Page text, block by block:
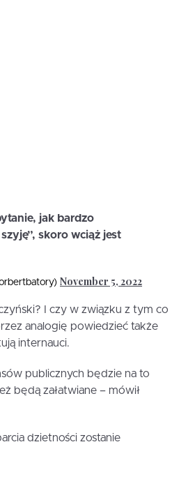
jak bardzo
skoro wciąż jest
November 5, 2022
I czy w związku z tym co
analogię powiedzieć także
internauci.
publicznych będzie na to
będą załatwiane – mówił
dzietności zostanie